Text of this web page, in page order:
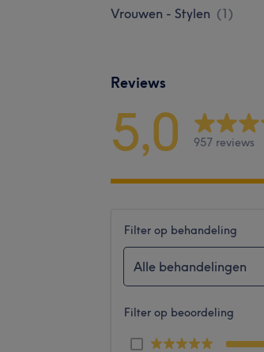
Vrouwen - Stylen (1)
Reviews
5,0 957 reviews
Filter op behandeling
Alle behandelingen
Filter op beoordeling